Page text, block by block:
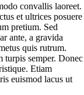
convallis laoreet.
et ultrices posuere
pretium. Sed
ante, a gravida
quis rutrum.
turpis semper. Donec
Etiam
euismod lacus ut